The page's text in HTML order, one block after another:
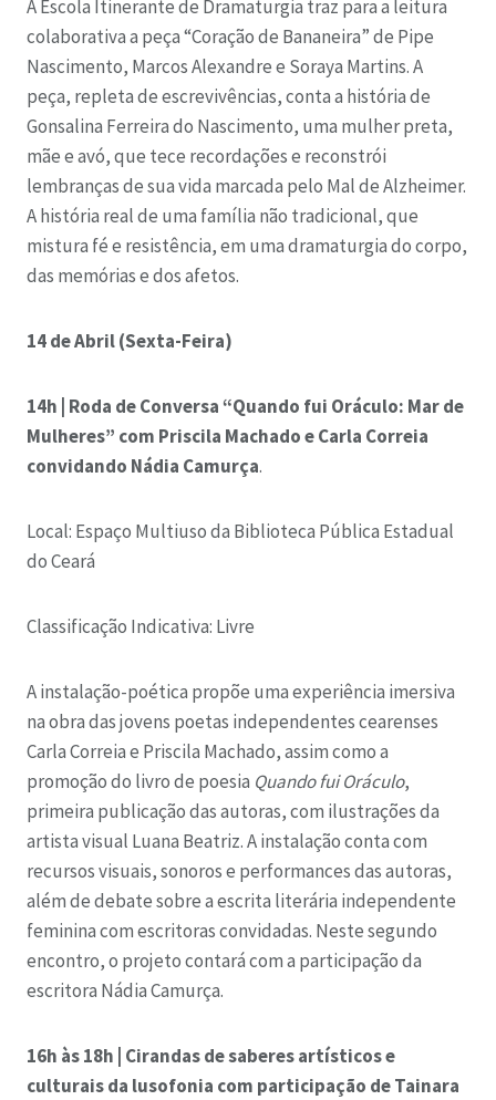
A Escola Itinerante de Dramaturgia traz para a leitura
colaborativa a peça “Coração de Bananeira” de Pipe
Nascimento, Marcos Alexandre e Soraya Martins. A
peça, repleta de escrevivências, conta a história de
Gonsalina Ferreira do Nascimento, uma mulher preta,
mãe e avó, que tece recordações e reconstrói
lembranças de sua vida marcada pelo Mal de Alzheimer.
A história real de uma família não tradicional, que
mistura fé e resistência, em uma dramaturgia do corpo,
das memórias e dos afetos.
14 de Abril (Sexta-Feira)
14h | Roda de Conversa “Quando fui Oráculo: Mar de
Mulheres” com Priscila Machado e Carla Correia
convidando Nádia Camurça.
Local: Espaço Multiuso da Biblioteca Pública Estadual
do Ceará
Classificação Indicativa: Livre
A instalação-poética propõe uma experiência imersiva
na obra das jovens poetas independentes cearenses
Carla Correia e Priscila Machado, assim como a
promoção do livro de poesia Quando fui Oráculo,
primeira publicação das autoras, com ilustrações da
artista visual Luana Beatriz. A instalação conta com
recursos visuais, sonoros e performances das autoras,
além de debate sobre a escrita literária independente
feminina com escritoras convidadas. Neste segundo
encontro, o projeto contará com a participação da
escritora Nádia Camurça.
16h às 18h | Cirandas de saberes artísticos e
culturais da lusofonia com participação de Tainara